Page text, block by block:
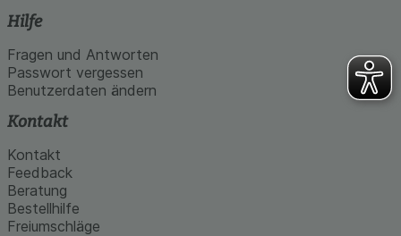
Hilfe
Fragen und Antworten
Passwort vergessen
Benutzerdaten ändern
Kontakt
Kontakt
Feedback
Beratung
Bestellhilfe
Freiumschläge